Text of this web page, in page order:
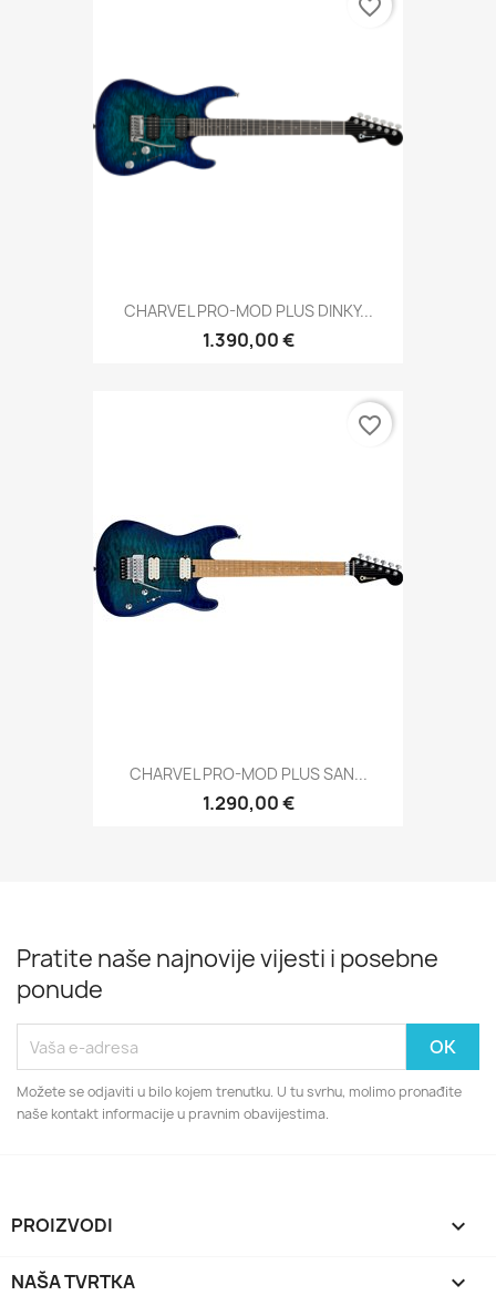
CHARVEL PRO-MOD PLUS DINKY...
1.390,00 €
favorite_border
CHARVEL PRO-MOD PLUS SAN...
1.290,00 €
favorite_border
Pratite naše najnovije vijesti i posebne
ponude
Možete se odjaviti u bilo kojem trenutku. U tu svrhu, molimo pronađite
naše kontakt informacije u pravnim obavijestima.
PROIZVODI 
NAŠA TVRTKA 